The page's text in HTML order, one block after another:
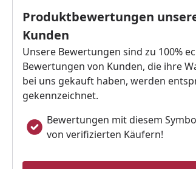
Produktbewertungen
Kunden
Unsere Bewertungen sind zu 100%
Bewertungen von Kunden, die ihre
bei uns gekauft haben, werden
gekennzeichnet.
Bewertungen mit diesem
von verifizierten Käufern!